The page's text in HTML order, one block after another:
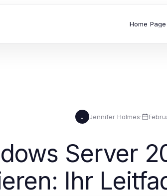
Home Page
J Jennifer Holmes·
Server
Ihr